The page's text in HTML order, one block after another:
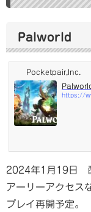
Palworld
Pocketpair,Inc.
https://
2024年1月19日
アーリーアクセス
プレイ再開予定。